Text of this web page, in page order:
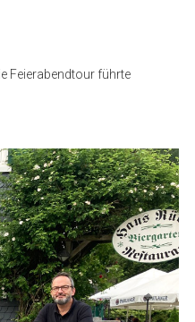
Feierabendtour führte